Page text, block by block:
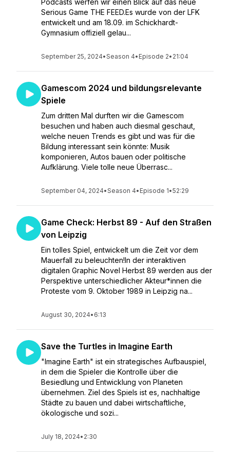
Podcasts werfen wir einen Blick auf das neue
Serious Game THE FEED.Es wurde von der LFK
entwickelt und am 18.09. im Schickhardt-
Gymnasium offiziell gelau...
September 25, 2024•Season 4• Episode 2• 21:04
Gamescom 2024 und bildungsrelevante
Spiele
Zum dritten Mal durften wir die Gamescom
besuchen und haben auch diesmal geschaut,
welche neuen Trends es gibt und was für die
Bildung interessant sein könnte: Musik
komponieren, Autos bauen oder politische
Aufklärung. Viele tolle neue Überrasc...
September 04, 2024•Season 4• Episode 1•52:29
Game Check: Herbst 89 - Auf den Straßen
von Leipzig
Ein tolles Spiel, entwickelt um die Zeit vor dem
Mauerfall zu beleuchten!In der interaktiven
digitalen Graphic Novel Herbst 89 werden aus der
Perspektive unterschiedlicher Akteur*innen die
Proteste vom 9. Oktober 1989 in Leipzig na...
August 30, 2024• 6:13
Save the Turtles in Imagine Earth
"Imagine Earth" ist ein strategisches Aufbauspiel,
in dem die Spieler die Kontrolle über die
Besiedlung und Entwicklung von Planeten
übernehmen. Ziel des Spiels ist es, nachhaltige
Städte zu bauen und dabei wirtschaftliche,
ökologische und sozi...
July 18, 2024• 2:30